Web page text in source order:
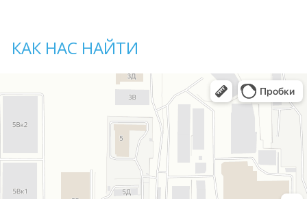
КАК НАС НАЙТИ